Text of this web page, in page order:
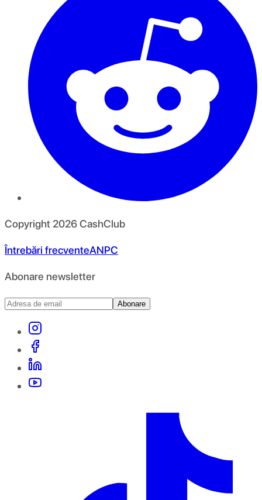
Copyright 2026CashClub
Întrebări frecventeANPC
Abonare newsletter
Abonare